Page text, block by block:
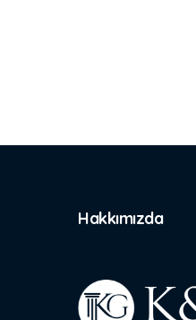
Hakkımızda